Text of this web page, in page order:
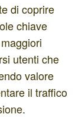
di coprire
chiave
utenti che
valore
il traffico